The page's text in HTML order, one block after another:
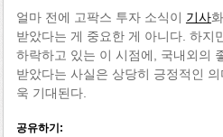
얼마 전에 고팍스 투자 소식이 기사
받았다는 게 중요한 게 아니다. 하지
하락하고 있는 이 시점에, 국내외의
받았다는 사실은 상당히 긍정적인
욱 기대된다.
공유하기: